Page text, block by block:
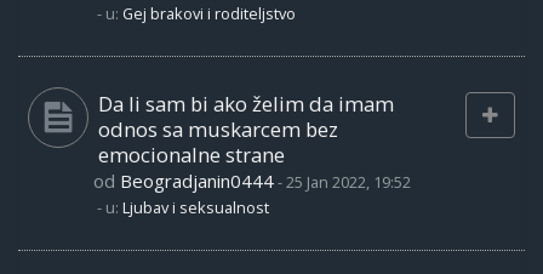
- u: Gej brakovi i roditeljstvo
Da li sam bi ako želim da imam
odnos sa muskarcem bez
emocionalne strane
od Beogradjanin0444-25 Jan 2022, 19:52
- u: Ljubav i seksualnost